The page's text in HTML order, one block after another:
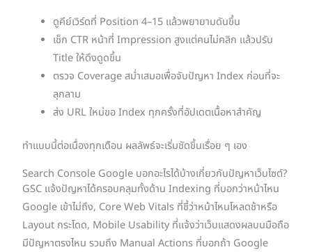
ดูคีย์เวิร์ดที่ Position 4–15 แล้วพยายามดันขึ้น
เช็ก CTR หน้าที่ Impression สูงแต่คนไม่คลิก แล้วปรับ
Title ให้ดึงดูดขึ้น
ตรวจ Coverage สม่ำเสมอเพื่อจับปัญหา Index ก่อนที่จะ
ลุกลาม
ส่ง URL ใหม่ขอ Index ทุกครั้งที่อัปเดตเนื้อหาสำคัญ
ทำแบบนี้ต่อเนื่องทุกเดือน ผลลัพธ์จะเริ่มชัดขึ้นเรื่อย ๆ เอง
Search Console Google บอกอะไรได้บ้างเกี่ยวกับปัญหาเว็บไซต์?
GSC แจ้งปัญหาได้ครอบคลุมทั้งด้าน Indexing ที่บอกว่าหน้าไหน
Google เข้าไม่ถึง, Core Web Vitals ที่ชี้ว่าหน้าไหนโหลดช้าหรือ
Layout กระโดด, Mobile Usability ที่แจ้งว่าเว็บแสดงผลบนมือถือ
มีปัญหาตรงไหน รวมถึง Manual Actions ที่บอกถ้า Google